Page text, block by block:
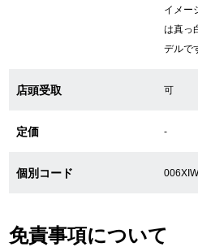
イメー
は真っ
デルで
店頭受取 可
定価 -
個別コード
免責事項について